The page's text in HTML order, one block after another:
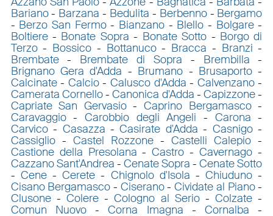
Bariano- Barzana - Bedulita - Berbenno- Bergamo
- Berzo San Fermo- Bianzano- Blello - Bolgare-
Boltiere- Bonate Sopra - Bonate Sotto - Borgo di
Terzo- Bossico - Bottanuco- Bracca - Branzi -
Brembate- Brembate di Sopra - Brembilla -
Brignano Gera d'Adda - Brumano - Brusaporto -
Calcinate- Calcio- Calusco d'Adda - Calvenzano-
Camerata Cornello-Canonica d'Adda -Capizzone-
Capriate San Gervasio-Caprino Bergamasco-
Caravaggio- Carobbio degli Angeli - Carona -
Carvico- Casazza -Casirate d'Adda - Casnigo-
Cassiglio- Castel Rozzone-Castelli Calepio -
Castione della Presolana -Castro -Cavernago -
Cazzano Sant'Andrea - Cenate Sopra -Cenate Sotto
- Cene-Cerete - Chignolo d'Isola -Chiuduno -
Cisano Bergamasco - Ciserano-Cividate al Piano-
Clusone- Colere-Cologno al Serio-Colzate -
Comun Nuovo-Corna Imagna -Cornalba -